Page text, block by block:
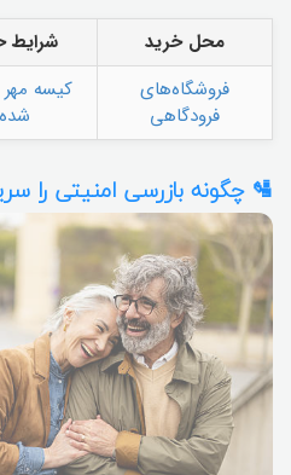
محل خرید شرایط
فروشگاه‌های
فرودگاهی
کیسه
شده
🛂 چگونه بازرسی امنیتی را